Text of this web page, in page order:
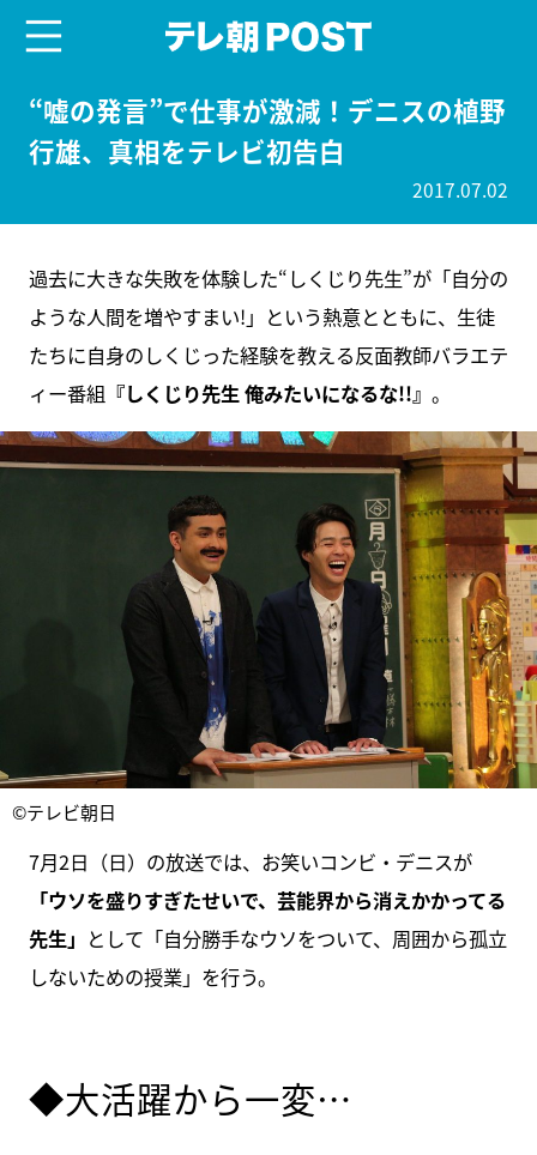
“嘘の発言”で仕事が激減！デニスの植野
行雄、真相をテレビ初告白
2017.07.02
過去に大きな失敗を体験した“しくじり先生”が「自分の
ような人間を増やすまい!」という熱意とともに、生徒
たちに自身のしくじった経験を教える反面教師バラエテ
ィー番組 『しくじり先生 俺みたいになるな!!』 。
©テレビ朝日
7月2日（日）の放送では、お笑いコンビ・デニスが
「ウソを盛りすぎたせいで、芸能界から消えかかってる
先生」 として「自分勝手なウソをついて、周囲から孤立
しないための授業」を行う。
◆大活躍から一変…